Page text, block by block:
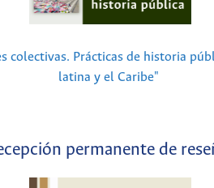
colectivas. Prácticas de historia
latina y el Caribe"
permanente de